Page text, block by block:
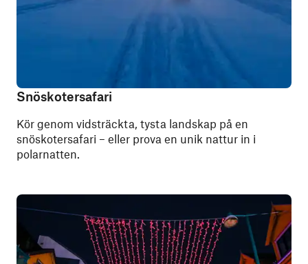
Snöskotersafari
Kör genom vidsträckta, tysta landskap på en
snöskotersafari – eller prova en unik nattur in i
polarnatten.